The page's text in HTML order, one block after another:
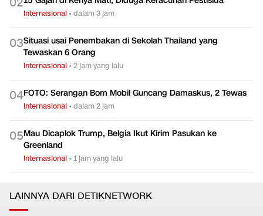
Internasional •dalam 3 jam
03Situasi usai Penembakan di Sekolah Thailand yang
Tewaskan 6 Orang
Internasional •2 jam yang lalu
04FOTO: Serangan Bom Mobil Guncang Damaskus, 2 Tewas
Internasional •dalam 2 jam
05Mau Dicaplok Trump, Belgia Ikut Kirim Pasukan ke
Greenland
Internasional •1 jam yang lalu
LAINNYA DARI DETIKNETWORK